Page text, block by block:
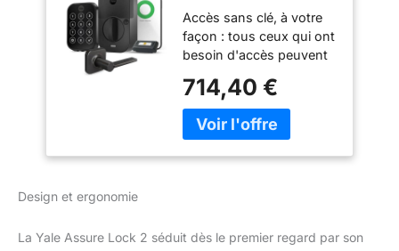
porte d'entrée
intelligente en daim
noir avec poignée
Valdosta et clavier
connecté Wi-Fi
pour entrée de
code et accès à
distance
Accès sans clé, à votre
façon : tous ceux qui ont
besoin d'accès peuvent
de déverrouiller, que ce
soit le clavier, l'assistant
vocal, le déverrouillage
assorti. Ce produit ne
714,40 €
Design et ergonomie
La Yale Assure Lock 2 séduit dès le premier regard par son